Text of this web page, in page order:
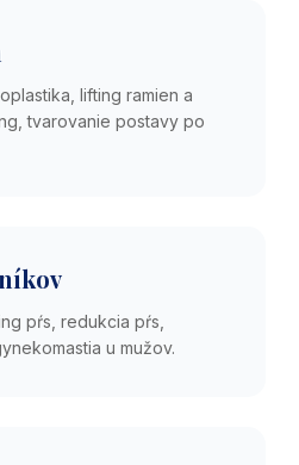
lifting ramien a
tvarovanie postavy po
pŕs, redukcia pŕs,
u mužov.